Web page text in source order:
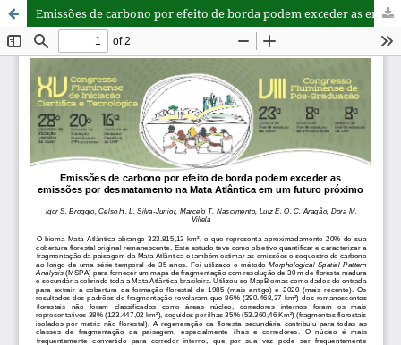
Emissões de carbono por efeito de borda podem exceder as emissões por desmatamento na Mata Atlântica em um futuro próximo